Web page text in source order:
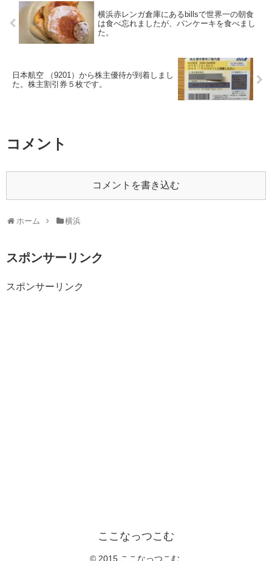
横浜赤レンガ倉庫にあるbillsで世界一の朝食
は食べ忘れましたが、パンケーキを食べまし
た。
日本航空 （9201）から株主優待が到着しまし
た。株主割引券５枚です。
コメント
コメントを書き込む
ホーム 横浜
スポンサーリンク
スポンサーリンク
ここなっつこむ
© 2015 ここなっつこむ.